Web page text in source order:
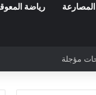
المصارعة رياضة